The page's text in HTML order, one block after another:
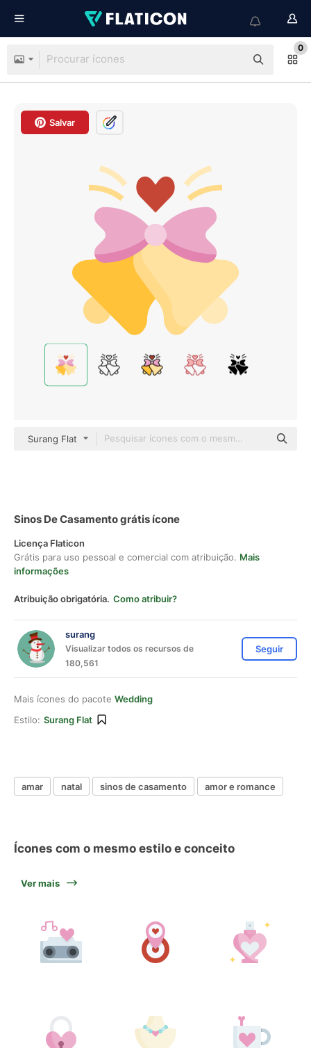
0
Salvar
Surang Flat
Sinos De Casamento grátis ícone
Licença Flaticon
Grátis para uso pessoal e comercial com atribuição. Mais
informações
Atribuição obrigatória. Como atribuir?
surang
Visualizar todos os recursos de
180,561
Seguir
Mais ícones do pacote Wedding
Estilo: Surang Flat
amar natal sinos de casamento amor e romance
Ícones com o mesmo estilo e conceito
Ver mais